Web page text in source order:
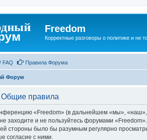
Freedom
Корректные разговоры о политике и не
FAQ Правила Форума
Форум
Общие правила
«Freedom» (в дальнейшем «мы», «наш»,
заходите и не пользуйтесь форумами
стороны было бы разумным регулярно
согласие с ними.